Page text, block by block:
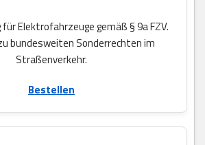
Elektrofahrzeuge gemäß § 9a FZV.
bundesweiten Sonderrechten im
Straßenverkehr.
Bestellen